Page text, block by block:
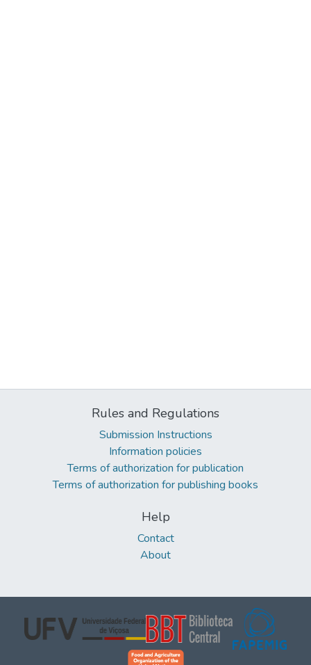
Rules and Regulations
Submission Instructions
Information policies
Terms of authorization for publication
Terms of authorization for publishing books
Help
Contact
About